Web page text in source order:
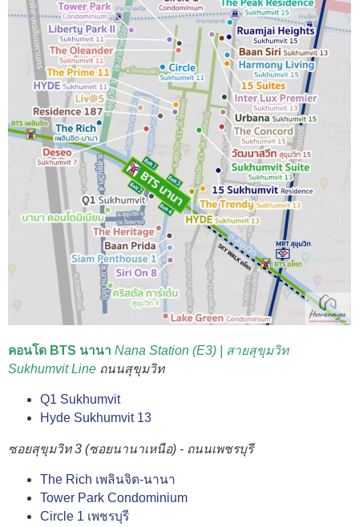
คอนโด BTS นานา Nana Station (E3) | สายสุขุมวิท
Sukhumvit Line ถนนสุขุมวิท
Q1 Sukhumvit
Hyde Sukhumvit 13
ซอยสุขุมวิท 3 (ซอยนานาเหนือ) - ถนนเพชรบุรี
The Rich เพลินจิต-นานา
Tower Park Condominium
Circle 1 เพชรบุรี